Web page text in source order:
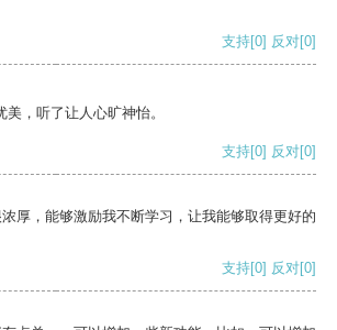
支持[0] 反对[0]
，听了让人心旷神怡。
支持[0] 反对[0]
厚，能够激励我不断学习，让我能够取得更好的
支持[0] 反对[0]